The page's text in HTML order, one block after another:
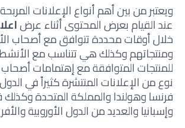
ويعتبر من بين أهم أنواع الإعلانات
عند القيام بعرض المحتوى أثناء عرض
خلال أوقات محددة تتوافق مع أصحاب
ومنتجاتهم وكذلك هي تتناسب مع الأنشطة
للمنتجات المتوافقة مع إهتمامات
نوع من الإعلانات المنتشرة كثيراً في
فرنسا وهولندا والمملكة المتحدة وكذلك
وإسبانيا والعديد من الدول الأوروبية